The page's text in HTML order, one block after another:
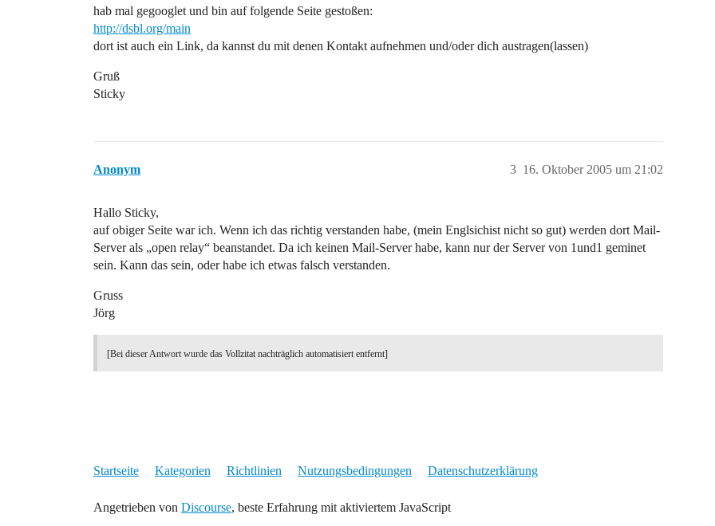
hab mal gegooglet und bin auf folgende Seite gestoßen:
http://dsbl.org/main
dort ist auch ein Link, da kannst du mit denen Kontakt aufnehmen und/oder dich austragen(lassen)
Gruß
Sticky
Anonym 16. Oktober 2005 um 21:02
3
Hallo Sticky,
auf obiger Seite war ich. Wenn ich das richtig verstanden habe, (mein Englsichist nicht so gut) werden dort Mail-
Server als „open relay“ beanstandet. Da ich keinen Mail-Server habe, kann nur der Server von 1und1 geminet
sein. Kann das sein, oder habe ich etwas falsch verstanden.
Gruss
Jörg
[Bei dieser Antwort wurde das Vollzitat nachträglich automatisiert entfernt]
Startseite Kategorien Richtlinien Nutzungsbedingungen Datenschutzerklärung
Angetrieben von Discourse, beste Erfahrung mit aktiviertem JavaScript